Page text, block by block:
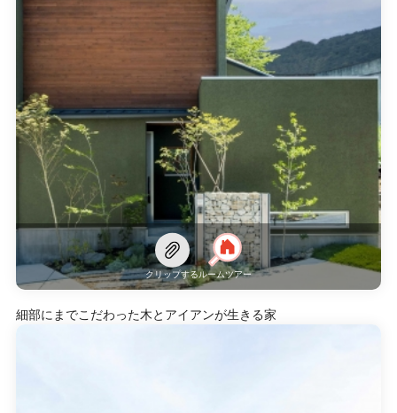
クリップするルームツアー
細部にまでこだわった木とアイアンが生きる家